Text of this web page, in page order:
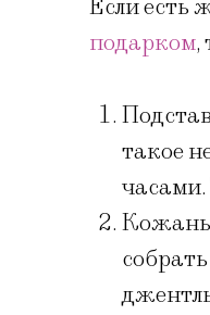
Если есть
подарком,
такое